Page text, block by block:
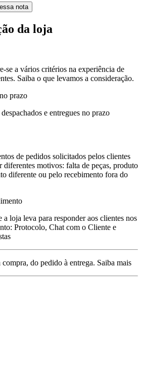
nota
da loja
se a vários critérios na experiência de
Saiba o que levamos a consideração.
prazo
e entregues no prazo
de pedidos solicitados pelos clientes
diferentes motivos: falta de peças, produto
diferente ou pelo recebimento fora do
loja leva para responder aos clientes nos
Protocolo, Chat com o Cliente e
compra, do pedido à entrega. Saiba mais